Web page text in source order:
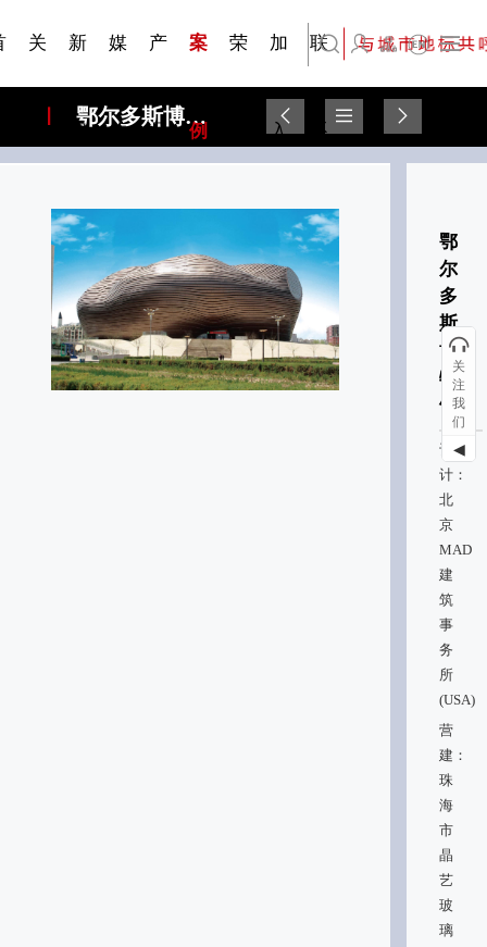
关
新
闻
媒
体
产
品
案
例
荣
加
入
常见问题FAQ
联
系
English
鄂尔多斯博物馆
鄂
尔
多
斯
博
物
馆
设
计：
北
京
MAD
建
筑
事
务
所
(USA)
营
建：
珠
海
市
晶
艺
玻
璃
关
注
我
们
◀